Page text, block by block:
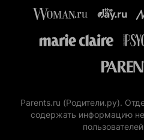
Parents.ru (Родители.ру).
содержать информацию